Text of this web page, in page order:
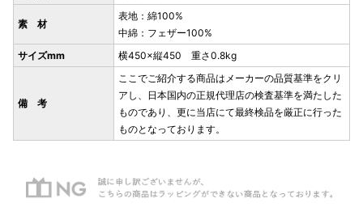
素 材
表地：綿100%
中綿：フェザー100%
サイズmm
横450×縦450 重さ0.8kg
備 考
ここでご紹介する商品はメーカーの品質基準をクリ
アし、日本国内の正規代理店の検査基準を満たした
ものであり、更に当店にて最終検品を厳正に行った
ものとなっております。